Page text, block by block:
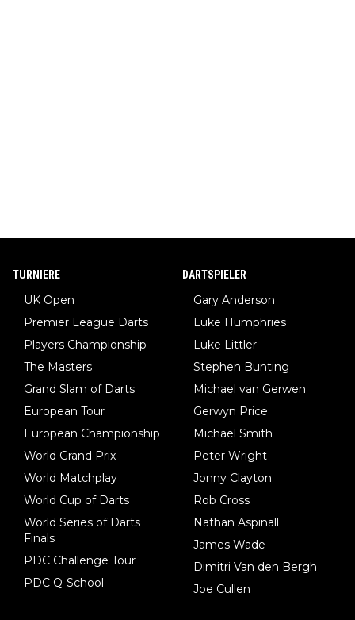
TURNIERE
UK Open
Premier League Darts
Players Championship
The Masters
Grand Slam of Darts
European Tour
European Championship
World Grand Prix
World Matchplay
World Cup of Darts
World Series of Darts
Finals
PDC Challenge Tour
PDC Q-School
DARTSPIELER
Gary Anderson
Luke Humphries
Luke Littler
Stephen Bunting
Michael van Gerwen
Gerwyn Price
Michael Smith
Peter Wright
Jonny Clayton
Rob Cross
Nathan Aspinall
James Wade
Dimitri Van den Bergh
Joe Cullen